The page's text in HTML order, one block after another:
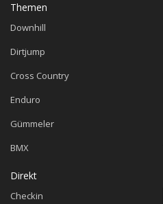
Themen
Downhill
Dirtjump
Cross Country
Enduro
Gümmeler
BMX
Direkt
Checkin